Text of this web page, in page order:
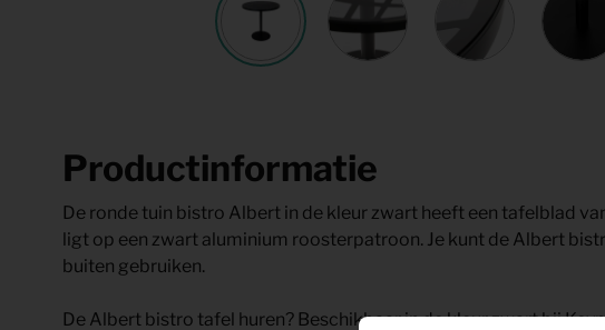
Productinformatie
De ronde tuin bistro Albert in de kleur zwart heeft een tafelblad
ligt op een zwart aluminium roosterpatroon. Je kunt de Albert
buiten gebruiken.
De Albert bistro tafel huren? Beschikbaar in de kleur zwart bij